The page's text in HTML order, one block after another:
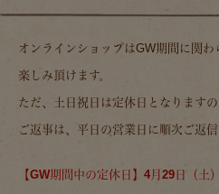
オンラインショップはGW期間に関わ
楽しみ頂けます。
ただ、土日祝日は定休日となります
ご返事は、平日の営業日に順次ご返信
【GW期間中の定休日】4月29日（土